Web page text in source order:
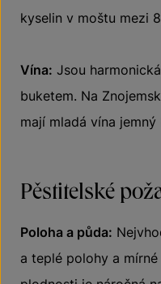
kyselin v moštu mezi
Vína: Jsou
buketem. Na
mají mladá vína jemný
Pěstitelské
Poloha a půda:
a teplé polohy a